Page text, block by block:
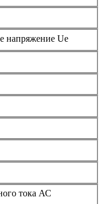
напряжение Ue
тока АС